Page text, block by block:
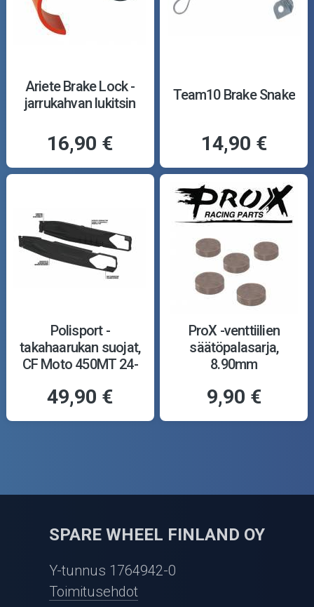
Ariete Brake Lock -
jarrukahvan lukitsin
16,90 €
Team10 Brake Snake
14,90 €
Polisport -
takahaarukan suojat,
CF Moto 450MT 24-
49,90 €
ProX -venttiilien
säätöpalasarja,
8.90mm
9,90 €
SPARE WHEEL FINLAND OY
Y-tunnus 1764942-0
Toimitusehdot